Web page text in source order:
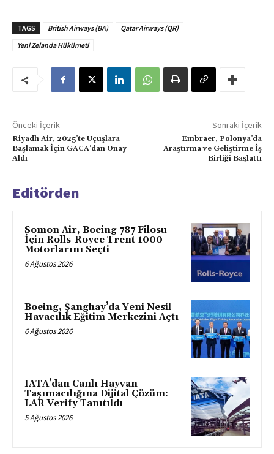
TAGS British Airways (BA)
Qatar Airways (QR)
Yeni Zelanda Hükümeti
Önceki İçerik
Riyadh Air, 2025’te Uçuşlara
Başlamak İçin GACA’dan Onay
Aldı
Sonraki İçerik
Embraer, Polonya’da
Araştırma ve Geliştirme İş
Birliği Başlattı
Editörden
Somon Air, Boeing 787 Filosu
İçin Rolls-Royce Trent 1000
Motorlarını Seçti
6 Ağustos 2026
Boeing, Şanghay’da Yeni Nesil
Havacılık Eğitim Merkezini Açtı
6 Ağustos 2026
IATA’dan Canlı Hayvan
Taşımacılığına Dijital Çözüm:
LAR Verify Tanıtıldı
5 Ağustos 2026